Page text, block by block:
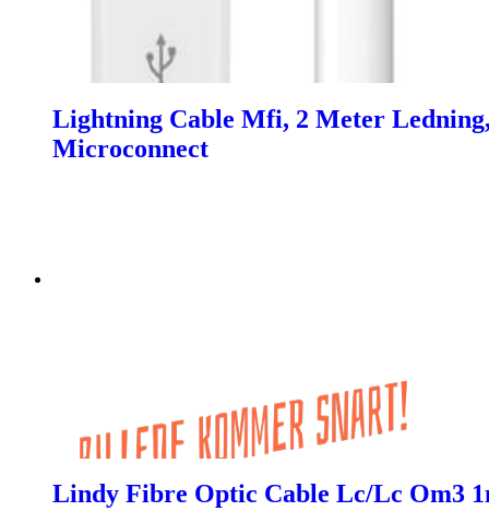
Lightning Cable Mfi, 2 Meter
Microconnect
Lindy Fibre Optic Cable Lc/Lc Om3